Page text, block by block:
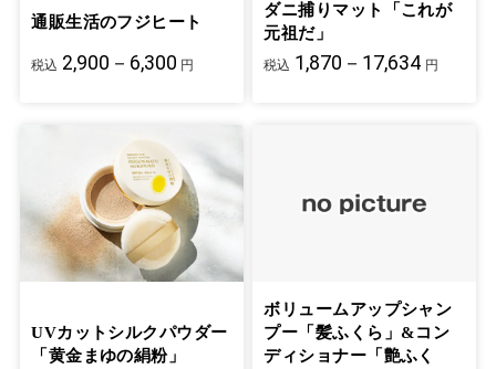
通販生活のフジヒート
税込 2,900－6,300 円
ダニ捕りマット「これが
元祖だ」
税込 1,870－17,634 円
UVカットシルクパウダー
「黄金まゆの絹粉」
ボリュームアップシャン
プー「髪ふくら」&コン
ディショナー「艶ふく